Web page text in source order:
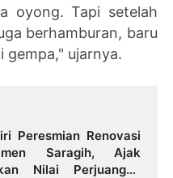
oyong. Tapi setelah
berhamburan, baru
gempa," ujarnya.
Peresmian Renovasi
Saragih, Ajak
Nilai Perjuangan